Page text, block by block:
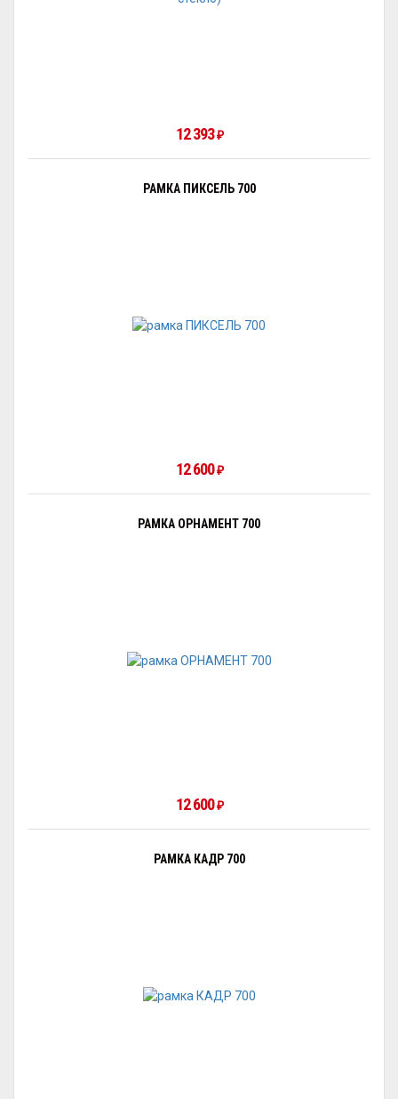
12 393₽
РАМКА ПИКСЕЛЬ 700
12 600₽
РАМКА ОРНАМЕНТ 700
12 600₽
РАМКА КАДР 700